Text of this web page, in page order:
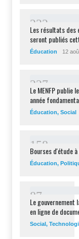
232
Les résultats des
seront publiés
Éducation 12
227
Le MENFP publie
année
Éducation, Social
1 58
Bourses d'étude
Éducation,
87
Le gouvernement
en ligne de
Social,